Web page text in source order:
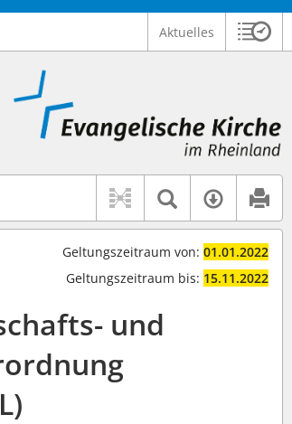
Aktuelles
oder "Pfarrerausschuss".
Rheinland
Textsuche
Geltungszeitraum von: 01.01.2022
Geltungszeitraum bis: 15.11.2022
und